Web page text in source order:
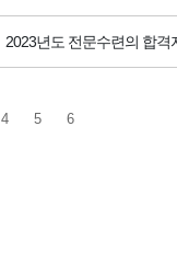
2023년도 전문수련의 합격
4 5 6